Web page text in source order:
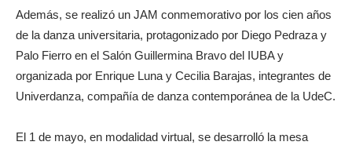
Además, se realizó un JAM conmemorativo por los cien años
de la danza universitaria, protagonizado por Diego Pedraza y
Palo Fierro en el Salón Guillermina Bravo del IUBA y
organizada por Enrique Luna y Cecilia Barajas, integrantes de
Univerdanza, compañía de danza contemporánea de la UdeC.
El 1 de mayo, en modalidad virtual, se desarrolló la mesa